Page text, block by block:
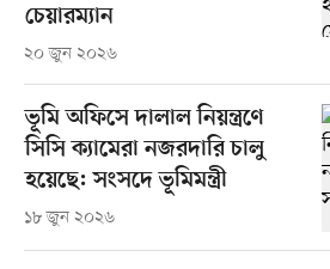
চেয়ারম্যান
২০ জুন ২০২৬
ভূমি অফিসে দালাল নিয়ন্ত্রণে
সিসি ক্যামেরা নজরদারি চালু
হয়েছে: সংসদে ভূমিমন্ত্রী
১৮ জুন ২০২৬